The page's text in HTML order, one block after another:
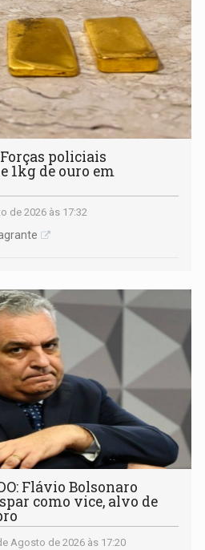
policiais
1kg de ouro em
de 2026 às 17:32
Flávio Bolsonaro
como vice, alvo de
Agosto de 2026 às 17:20